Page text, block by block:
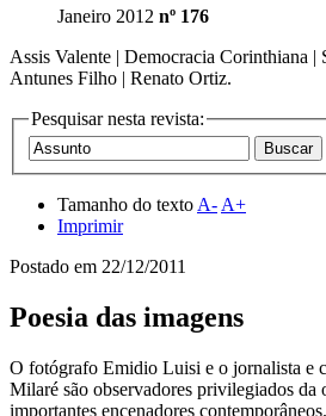
Janeiro 2012 nº 176
Assis Valente | Democracia Corinthiana |
Antunes Filho | Renato Ortiz.
Pesquisar nesta revista:
Tamanho do texto A- A+
Imprimir
Postado em 22/12/2011
Poesia das imagens
O fotógrafo Emidio Luisi e o jornalista e
Milaré são observadores privilegiados da
importantes encenadores